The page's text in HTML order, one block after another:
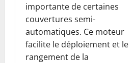
importante de certaines
couvertures semi-
automatiques. Ce moteur
facilite le déploiement et le
rangement de la